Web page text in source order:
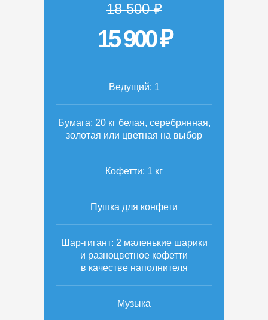
18 500 ₽
15 900 ₽
Ведущий: 1
Бумага: 20 кг белая, серебрянная,
золотая или цветная на выбор
Кофетти: 1 кг
Пушка для конфети
Шар-гигант: 2 маленькие шарики
и разноцветное кофетти
в качестве наполнителя
Музыка